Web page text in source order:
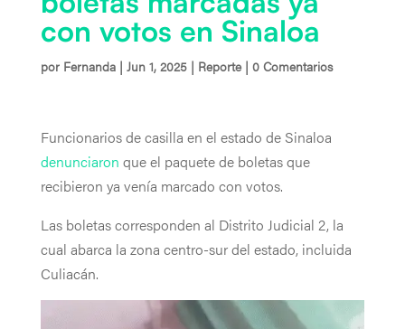
con votos en Sinaloa
por Fernanda| Jun 1, 2025| Reporte| 0 Comentarios
Funcionarios de casilla en el estado de Sinaloa
denunciaron que el paquete de boletas que
recibieron ya venía marcado con votos.
Las boletas corresponden al Distrito Judicial 2, la
cual abarca la zona centro-sur del estado, incluida
Culiacán.